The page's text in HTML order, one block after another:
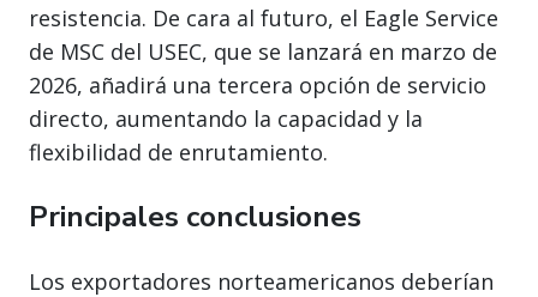
resistencia. De cara al futuro, el Eagle Service
de MSC del USEC, que se lanzará en marzo de
2026, añadirá una tercera opción de servicio
directo, aumentando la capacidad y la
flexibilidad de enrutamiento.
Principales conclusiones
Los exportadores norteamericanos deberían